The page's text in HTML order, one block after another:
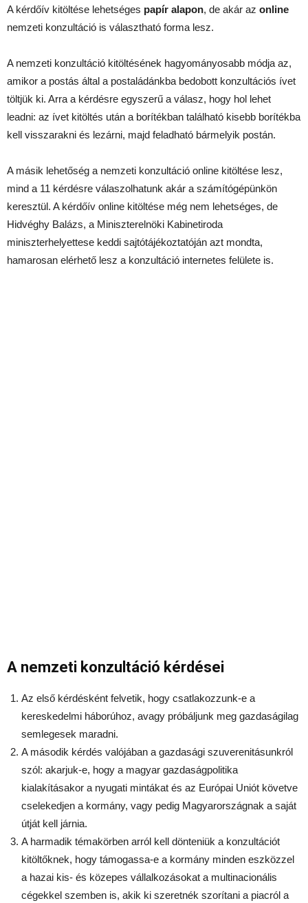
A kérdőív kitöltése lehetséges papír alapon, de akár az online
nemzeti konzultáció is választható forma lesz.
A nemzeti konzultáció kitöltésének hagyományosabb módja az,
amikor a postás által a postaládánkba bedobott konzultációs ívet
töltjük ki. Arra a kérdésre egyszerű a válasz, hogy hol lehet
leadni: az ívet kitöltés után a borítékban található kisebb borítékba
kell visszarakni és lezárni, majd feladható bármelyik postán.
A másik lehetőség a nemzeti konzultáció online kitöltése lesz,
mind a 11 kérdésre válaszolhatunk akár a számítógépünkön
keresztül. A kérdőív online kitöltése még nem lehetséges, de
Hidvéghy Balázs, a Miniszterelnöki Kabinetiroda
miniszterhelyettese keddi sajtótájékoztatóján azt mondta,
hamarosan elérhető lesz a konzultáció internetes felülete is.
A nemzeti konzultáció kérdései
Az első kérdésként felvetik, hogy csatlakozzunk-e a
kereskedelmi háborúhoz, avagy próbáljunk meg gazdaságilag
semlegesek maradni.
A második kérdés valójában a gazdasági szuverenitásunkról
szól: akarjuk-e, hogy a magyar gazdaságpolitika
kialakításakor a nyugati mintákat és az Európai Uniót követve
cselekedjen a kormány, vagy pedig Magyarországnak a saját
útját kell járnia.
A harmadik témakörben arról kell dönteniük a konzultációt
kitöltőknek, hogy támogassa-e a kormány minden eszközzel
a hazai kis- és közepes vállalkozásokat a multinacionális
cégekkel szemben is, akik ki szeretnék szorítani a piacról a